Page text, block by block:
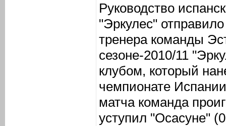
Руководство
"Эркулес" отправило
тренера команды
сезоне-2010/11
клубом, который
чемпионате
матча команда
уступил "Осасуне"